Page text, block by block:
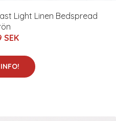
Light Linen Bedspread
SEK